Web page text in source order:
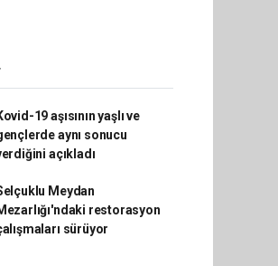
19 aşısının yaşlı ve
aynı sonucu
açıkladı
Meydan
restorasyon
sürüyor